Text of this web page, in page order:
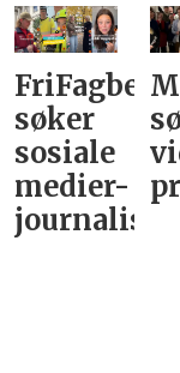
søker
sosiale
medier-
journalist